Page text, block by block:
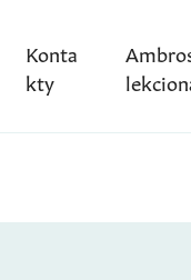
Konta
kty